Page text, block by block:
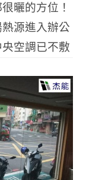
曬的方位！
源進入辦公
空調已不敷
2018-07-09